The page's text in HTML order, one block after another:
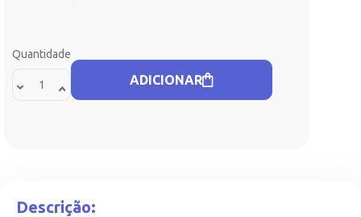
Quantidade
ADICIONAR
Descrição: